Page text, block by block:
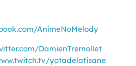
AnimeNoMelody
DamienTremollet
yotadelatisane